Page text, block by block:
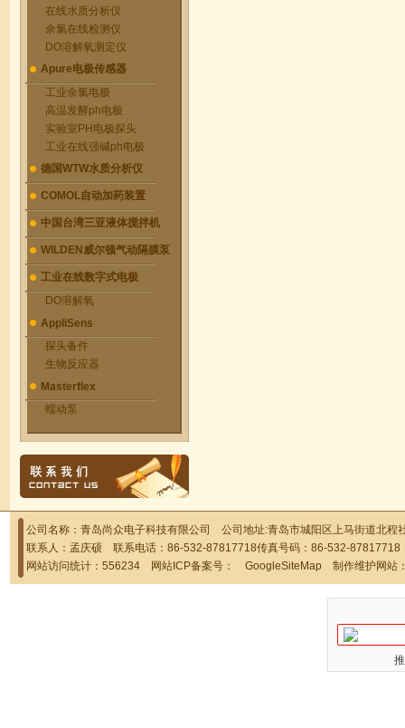
在线水质分析仪
余氯在线检测仪
DO溶解氧测定仪
Apure电极传感器
工业余氯电极
高温发酵ph电极
实验室PH电极探头
工业在线强碱ph电极
德国WTW水质分析仪
COMOL自动加药装置
中国台湾三亚液体搅拌机
WILDEN威尔顿气动隔膜泵
工业在线数字式电极
DO溶解氧
AppliSens
探头备件
生物反应器
Masterflex
蠕动泵
公司名称：青岛尚众电子科技有限公司 公司地址:青岛市城阳区上马街道北
联系人：孟庆硕 联系电话：86-532-87817718传真号码：86-532-
网站访问统计：556234 网站ICP备案号： GoogleSiteMap 制作维护网站